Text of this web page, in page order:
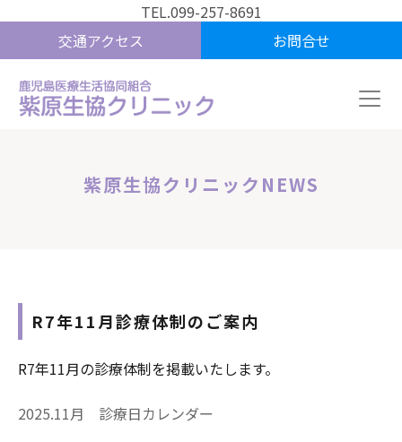
TEL.099-257-8691
交通アクセス
お問合せ
紫原生協クリニックNEWS
R7年11月診療体制のご案内
R7年11月の診療体制を掲載いたします。
2025.11月 診療日カレンダー